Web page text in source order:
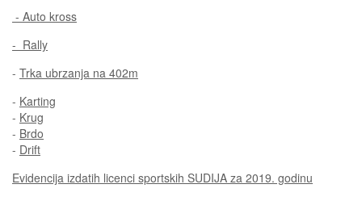
- Auto kross
- Rally
- Trka ubrzanja na 402m
- Karting
- Krug
- Brdo
- Drift
Evidencija izdatih licenci sportskih SUDIJA za 2019. godinu